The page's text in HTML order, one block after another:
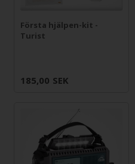
Första hjälpen-kit -
Turist
185,00 SEK